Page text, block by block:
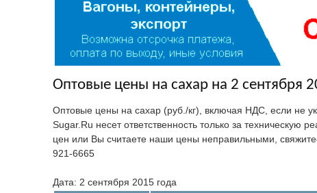
Оптовые цены на сахар на 2 сентября
Оптовые цены на сахар (руб./кг), включая НДС, если не
Sugar.Ru несет ответственность только за техническую
цен или Вы считаете наши цены неправильными,
921-6665
Дата: 2 сентября 2015 года